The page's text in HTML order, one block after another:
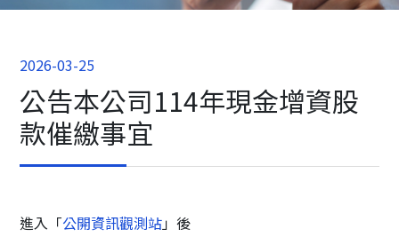
2026-03-25
公告本公司114年現金增資股
款催繳事宜
進入「公開資訊觀測站」後